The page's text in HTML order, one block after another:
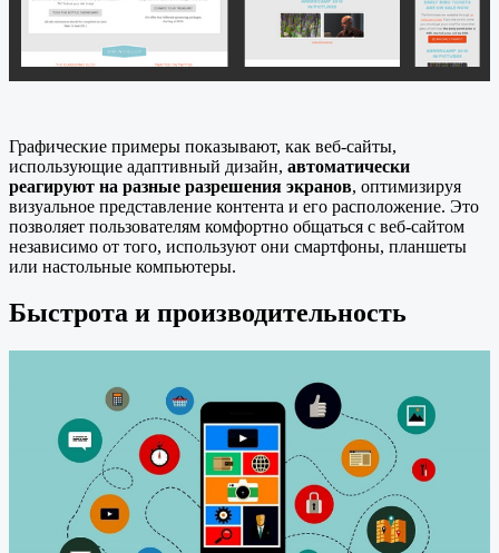
Графические примеры показывают, как веб-сайты,
использующие адаптивный дизайн, автоматически
реагируют на разные разрешения экранов, оптимизируя
визуальное представление контента и его расположение. Это
позволяет пользователям комфортно общаться с веб-сайтом
независимо от того, используют они смартфоны, планшеты
или настольные компьютеры.
Быстрота и производительность